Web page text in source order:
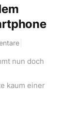
nun doch
kaum einer